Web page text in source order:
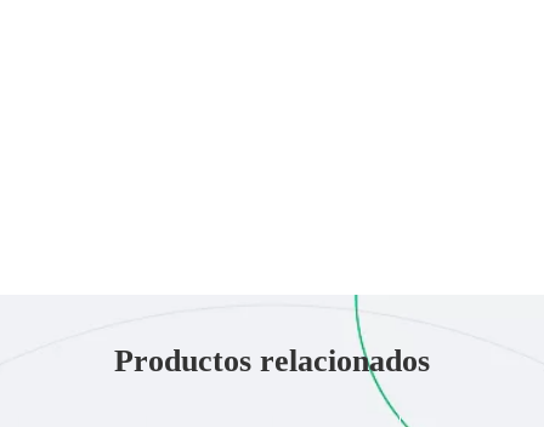
Productos relacionados